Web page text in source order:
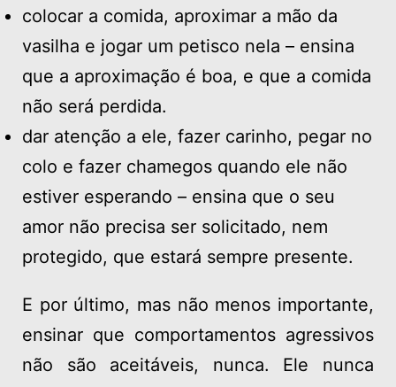
colocar a comida, aproximar a mão da
vasilha e jogar um petisco nela – ensina
que a aproximação é boa, e que a comida
não será perdida.
dar atenção a ele, fazer carinho, pegar no
colo e fazer chamegos quando ele não
estiver esperando – ensina que o seu
amor não precisa ser solicitado, nem
protegido, que estará sempre presente.
E por último, mas não menos importante,
ensinar que comportamentos agressivos
não são aceitáveis, nunca. Ele nunca